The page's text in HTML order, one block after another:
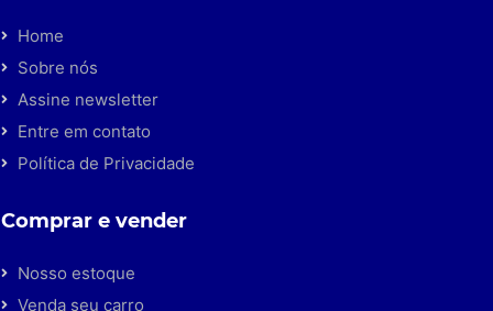
Home
Sobre nós
Assine newsletter
Entre em contato
Política de Privacidade
Comprar e vender
Nosso estoque
Venda seu carro